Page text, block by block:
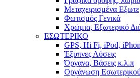
Μεταχειρισμένα
Φωτισμός Γενικά
Χρώμια, Εξωτερικό
ΕΣΩΤΕΡΙΚΟ
GPS, Hi Fi, iPod,
Έξυπνες Λύσεις
Όργανα, Βάσεις κ.λ.π
Οργάνωση